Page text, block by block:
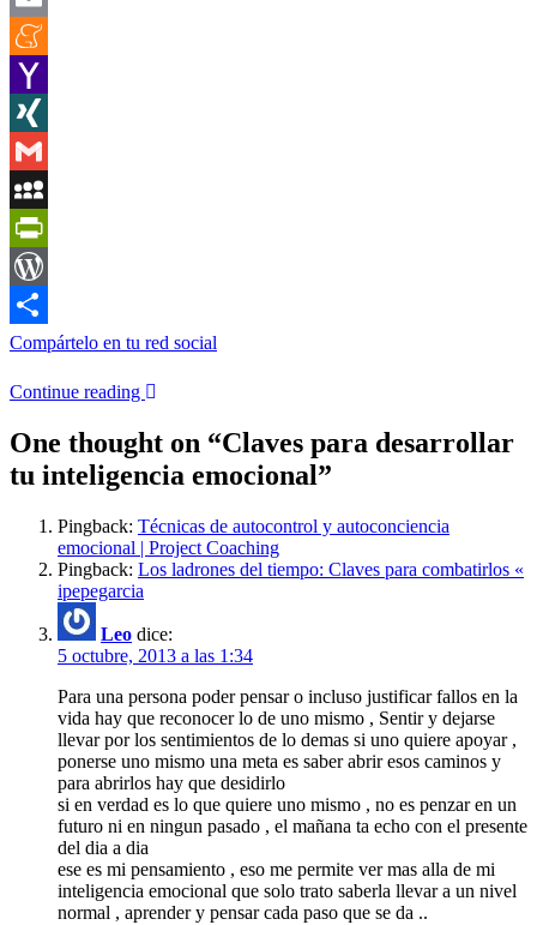
Email
Meneame
Yahoo
Mail
XING
Gmail
MySpace
PrintFriendly
WordPress
Compártelo en tu red social
Continue reading
One thought on “Claves para desarrollar
tu inteligencia emocional”
Pingback: Técnicas de autocontrol y autoconciencia
emocional | Project Coaching
Pingback: Los ladrones del tiempo: Claves para combatirlos «
ipepegarcia
Leo dice:
5 octubre, 2013 a las 1:34
Para una persona poder pensar o incluso justificar fallos en la
vida hay que reconocer lo de uno mismo , Sentir y dejarse
llevar por los sentimientos de lo demas si uno quiere apoyar ,
ponerse uno mismo una meta es saber abrir esos caminos y
para abrirlos hay que desidirlo
si en verdad es lo que quiere uno mismo , no es penzar en un
futuro ni en ningun pasado , el mañana ta echo con el presente
del dia a dia
ese es mi pensamiento , eso me permite ver mas alla de mi
inteligencia emocional que solo trato saberla llevar a un nivel
normal , aprender y pensar cada paso que se da ..